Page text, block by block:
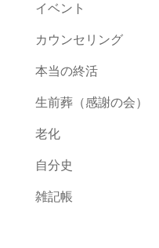
イベント
カウンセリング
本当の終活
生前葬（感謝の会）
老化
自分史
雑記帳